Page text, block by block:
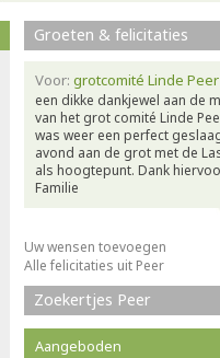
Groeten & felicitaties
Voor: grotcomité Linde Peer
een dikke dankjewel aan de
van het grot comité Linde
was weer een perfect
avond aan de grot met de
als hoogtepunt. Dank
Familie
Uw wensen toevoegen
Alle felicitaties uit Peer
Zoekertjes Peer
Aangeboden